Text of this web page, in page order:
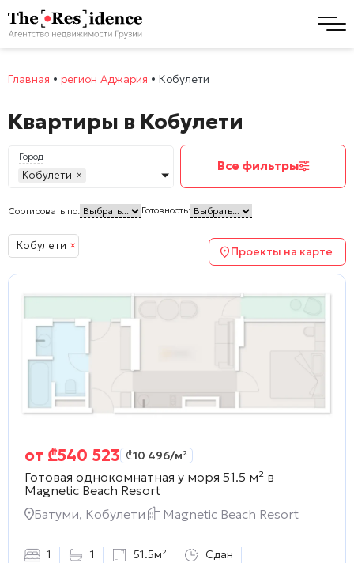
Главная • регион Аджария • Кобулети
Квартиры в Кобулети
Город
Кобулети ×
Все фильтры
Сортировать по: Готовность:
Кобулети × Проекты на карте
от ₾540 523 ₾10 496/м²
Готовая однокомнатная у моря 51.5 м² в
Magnetic Beach Resort
Батуми, Кобулети
Magnetic Beach Resort
1 1 51.5м² Сдан